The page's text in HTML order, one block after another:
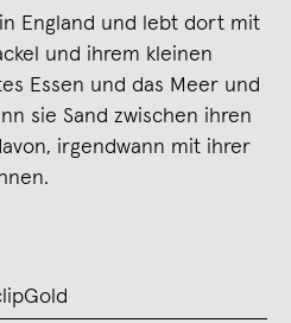
England und lebt dort mit
und ihrem kleinen
Essen und das Meer und
sie Sand zwischen ihren
irgendwann mit ihrer